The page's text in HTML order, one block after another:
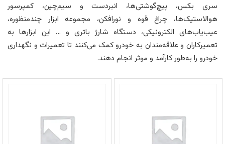
سری بکس، پیچ‌گوشتی‌ها، انبردست و سیم‌چین، کمپرسور
هوالاستیک‌ها، چراغ قوه و نورافکن، مجموعه ابزار چندمنظوره،
عیب‌یاب‌های الکترونیکی، دستگاه شارژ باتری و … این ابزارها به
تعمیرکاران و علاقه‌مندان به خودرو کمک می‌کنند تا تعمیرات و نگهداری
خودرو را به‌طور کارآمد و موثر انجام دهند.